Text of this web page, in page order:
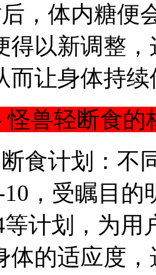
后，体内糖便
得以新调整
而让身体持
怪兽轻断食的
食计划：不
10，受瞩目
等计划，为
体的适应度